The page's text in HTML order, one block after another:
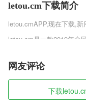
letou.cm下载简介
letou.cmAPP,现在下载,
letou.cm是一款2019年全
机游戏，架空式的剧情
腻的游戏画面，精美绝伦
的视觉体验，喜欢狂斩伏
要错过，快来趣趣手游网
letou.cm软件特色
网友评论
下载